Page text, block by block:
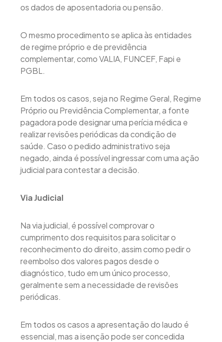
os dados de aposentadoria ou pensão.
O mesmo procedimento se aplica às entidades
de regime próprio e de previdência
complementar, como VALIA, FUNCEF, Fapi e
PGBL.
Em todos os casos, seja no Regime Geral, Regime
Próprio ou Previdência Complementar, a fonte
pagadora pode designar uma perícia médica e
realizar revisões periódicas da condição de
saúde. Caso o pedido administrativo seja
negado, ainda é possível ingressar com uma ação
judicial para contestar a decisão.
Via Judicial
Na via judicial, é possível comprovar o
cumprimento dos requisitos para solicitar o
reconhecimento do direito, assim como pedir o
reembolso dos valores pagos desde o
diagnóstico, tudo em um único processo,
geralmente sem a necessidade de revisões
periódicas.
Em todos os casos a apresentação do laudo é
essencial, mas a isenção pode ser concedida